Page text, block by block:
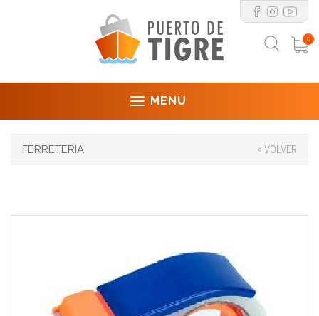
0
MENU
FERRETERIA < VOLVER